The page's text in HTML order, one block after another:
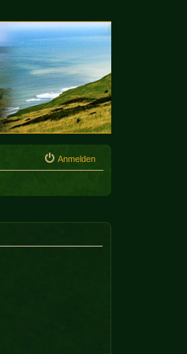
Anmelden